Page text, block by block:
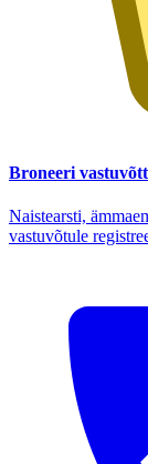
Broneeri vastuvõtt
Naistearsti,
vastuvõtule